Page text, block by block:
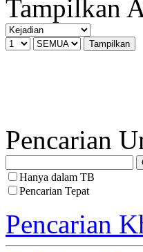
Tampilkan
Pencarian
Hanya dalam TB
Pencarian Tepat
Pencarian